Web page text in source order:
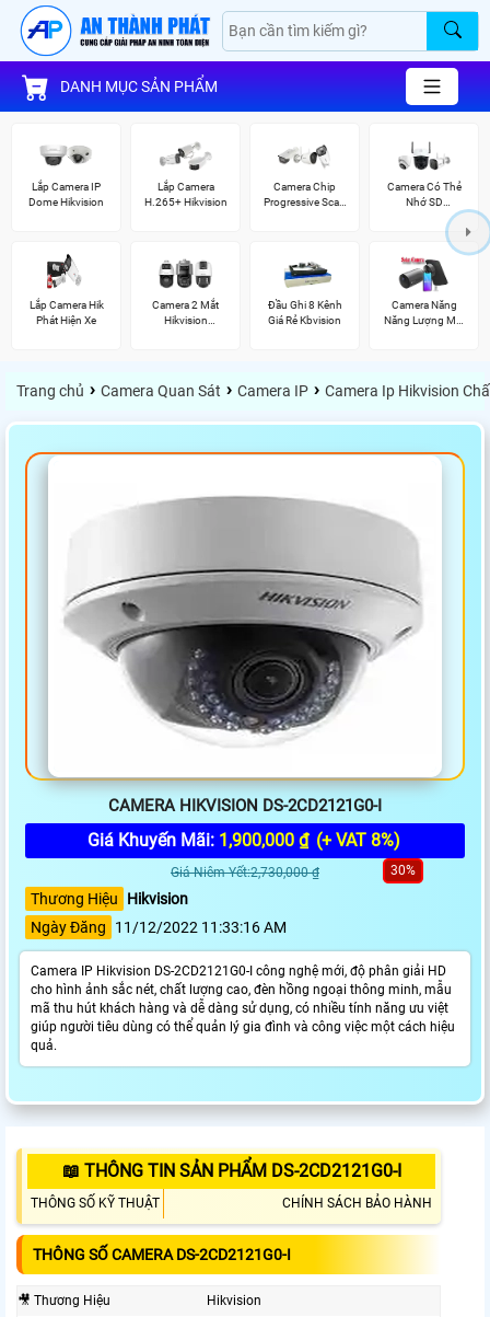
DANH MỤC SẢN PHẨM
Lắp Camera IP
Dome Hikvision
Lắp Camera
H.265+ Hikvision
Camera Chip
Progressive Scan
Camera Có Thẻ
Nhớ SD
HIKVISION
Lắp Camera Hik
Phát Hiện Xe
Camera 2 Mắt
Hikvision
Đầu Ghi 8 Kênh
Giá Rẻ Kbvision
Camera Năng
Năng Lượng Mặt
Trang chủ › Camera Quan Sát › Camera IP › Camera Ip Hikvision
CAMERA HIKVISION DS-2CD2121G0-I
Giá Khuyến Mãi: 1,900,000 ₫ (+ VAT 8%)
Giá Niêm Yết:2,730,000 ₫ 30%
Thương Hiệu
Hikvision
Ngày Đăng
11/12/2022 11:33:16 AM
Camera IP Hikvision DS-2CD2121G0-I công nghệ mới, độ phân giải HD
cho hình ảnh sắc nét, chất lượng cao, đèn hồng ngoại thông minh, mẫu
mã thu hút khách hàng và dễ dàng sử dụng, có nhiều tính năng ưu việt
giúp người tiêu dùng có thể quản lý gia đình và công việc một cách hiệu
quả.
📖 THÔNG TIN SẢN PHẨM DS-2CD2121G0-I
THÔNG SỐ KỸ THUẬT CHÍNH SÁCH BẢO HÀNH
THÔNG SỐ CAMERA DS-2CD2121G0-I
🎥 Thương Hiệu
Hikvision